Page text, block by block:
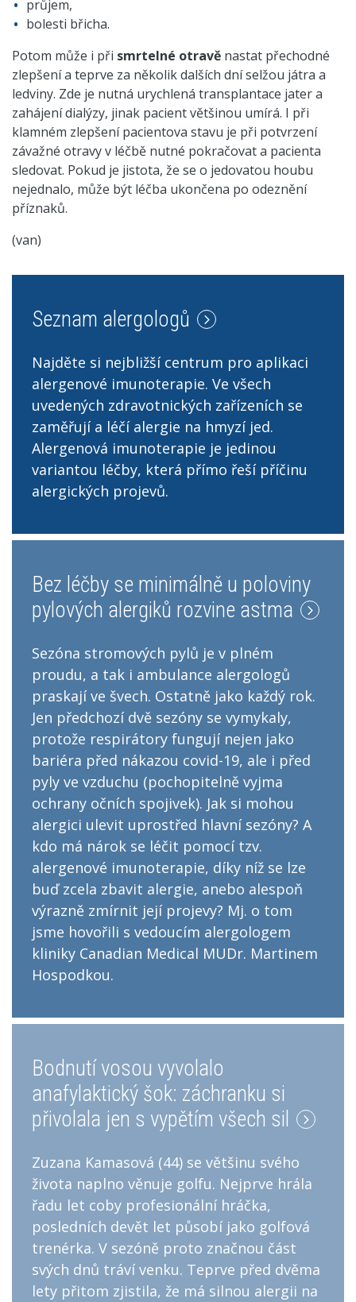
průjem,
bolesti břicha.
Potom může i při smrtelné otravě nastat přechodné
zlepšení a teprve za několik dalších dní selžou játra a
ledviny. Zde je nutná urychlená transplantace jater a
zahájení dialýzy, jinak pacient většinou umírá. I při
klamném zlepšení pacientova stavu je při potvrzení
závažné otravy v léčbě nutné pokračovat a pacienta
sledovat. Pokud je jistota, že se o jedovatou houbu
nejednalo, může být léčba ukončena po odeznění
příznaků.
(van)
Seznam alergologů
Najděte si nejbližší centrum pro aplikaci
alergenové imunoterapie. Ve všech
uvedených zdravotnických zařízeních se
zaměřují a léčí alergie na hmyzí jed.
Alergenová imunoterapie je jedinou
variantou léčby, která přímo řeší příčinu
alergických projevů.
Bez léčby se minimálně u poloviny
pylových alergiků rozvine astma
Sezóna stromových pylů je v plném
proudu, a tak i ambulance alergologů
praskají ve švech. Ostatně jako každý rok.
Jen předchozí dvě sezóny se vymykaly,
protože respirátory fungují nejen jako
bariéra před nákazou covid-19, ale i před
pyly ve vzduchu (pochopitelně vyjma
ochrany očních spojivek). Jak si mohou
alergici ulevit uprostřed hlavní sezóny? A
kdo má nárok se léčit pomocí tzv.
alergenové imunoterapie, díky níž se lze
buď zcela zbavit alergie, anebo alespoň
výrazně zmírnit její projevy? Mj. o tom
jsme hovořili s vedoucím alergologem
kliniky Canadian Medical MUDr. Martinem
Hospodkou.
Bodnutí vosou vyvolalo
anafylaktický šok: záchranku si
přivolala jen s vypětím všech sil
Zuzana Kamasová (44) se většinu svého
života naplno věnuje golfu. Nejprve hrála
řadu let coby profesionální hráčka,
posledních devět let působí jako golfová
trenérka. V sezóně proto značnou část
svých dnů tráví venku. Teprve před dvěma
lety přitom zjistila, že má silnou alergii na